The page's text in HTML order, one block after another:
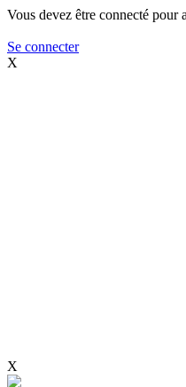
Vous devez être connecté pour
Se connecter
X
X